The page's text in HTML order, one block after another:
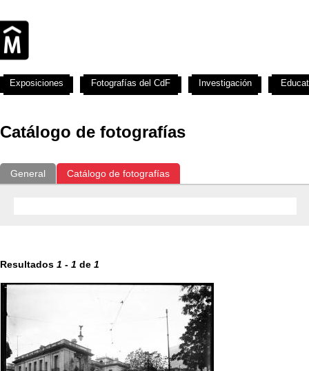
Catálogo de fotografías
General Catálogo de fotografías
Resultados 1 - 1 de 1
Exposiciones Fotografías del CdF Investigación